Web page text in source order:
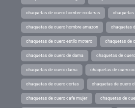
chaquetas de cuero hombre rockeras chaquetas
chaquetas de cuero hombre amazon chaquetas
chaquetas de cuero estilo motero chaquetas de
chaquetas de cuero de dama chaquetas de
chaquetas de cuero dama chaquetas de cuero
chaquetas de cuero cortas chaquetas de cuero
chaquetas de cuero cafe mujer chaquetas de